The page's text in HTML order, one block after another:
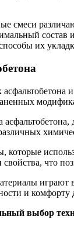
смеси
их
что
играют
и
выбор